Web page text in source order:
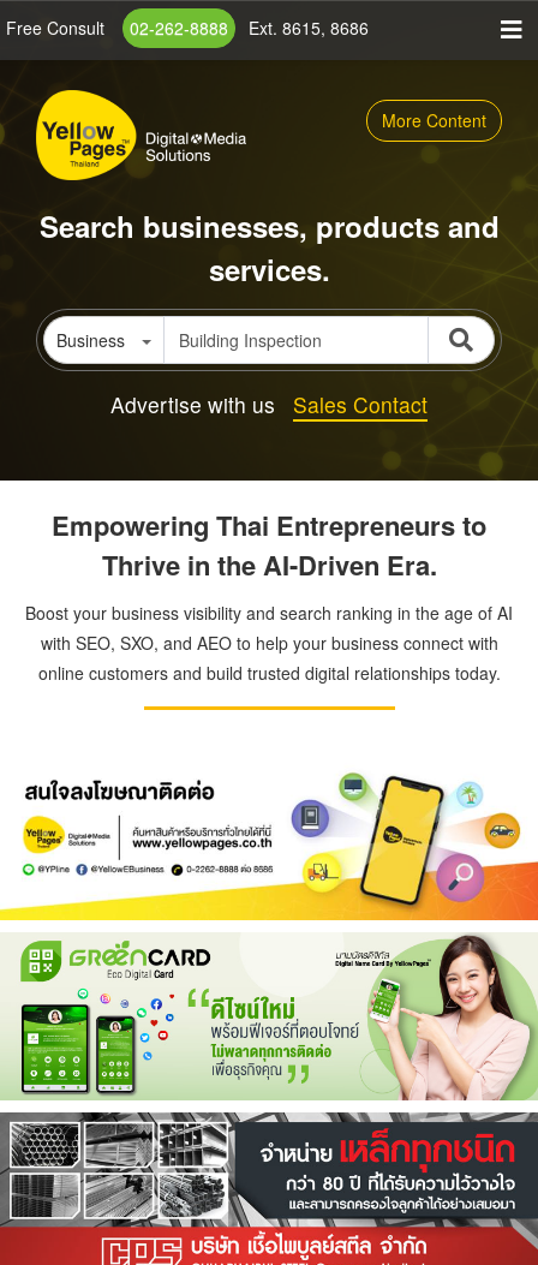
content
Free Consult 02-262-8888 Ext. 8615, 8686
More Content
Search businesses, products and
services.
Business
Advertise with us Sales Contact
Empowering Thai Entrepreneurs to
Thrive in the AI-Driven Era.
Boost your business visibility and search ranking in the age of AI
with SEO, SXO, and AEO to help your business connect with
online customers and build trusted digital relationships today.